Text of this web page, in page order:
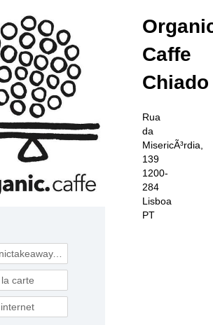
Caffe
Chiado
Rua
da
MisericÃ³rdia,
139
1200-
284
Lisboa
PT
carte